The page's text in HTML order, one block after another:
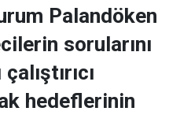
Palandöken
sorularını
hedeflerinin